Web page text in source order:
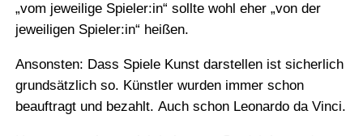
„vom jeweilige Spieler:in“ sollte wohl eher „von der
jeweiligen Spieler:in“ heißen.
Ansonsten: Dass Spiele Kunst darstellen ist sicherlich
grundsätzlich so. Künstler wurden immer schon
beauftragt und bezahlt. Auch schon Leonardo da Vinci.